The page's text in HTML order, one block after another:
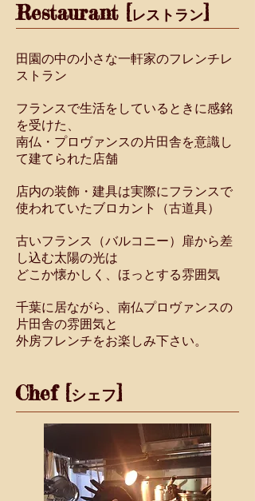
Restaurant [レストラン]
田園の中の小さな一軒家のフレンチレ
ストラン
フランスで生活をしているときに感銘
を受けた、
南仏・プロヴァンスの片田舎を意識し
て建てられた店舗
店内の装飾・建具は実際にフランスで
使われていたブロカント（古道具）
古いフランス（バルコニー）扉から差
し込む太陽の光は
どこか懐かしく、ほっとする雰囲気
千葉に居ながら、南仏プロヴァンスの
片田舎の雰囲気と
外房フレンチをお楽しみ下さい。
Chef [シェフ]